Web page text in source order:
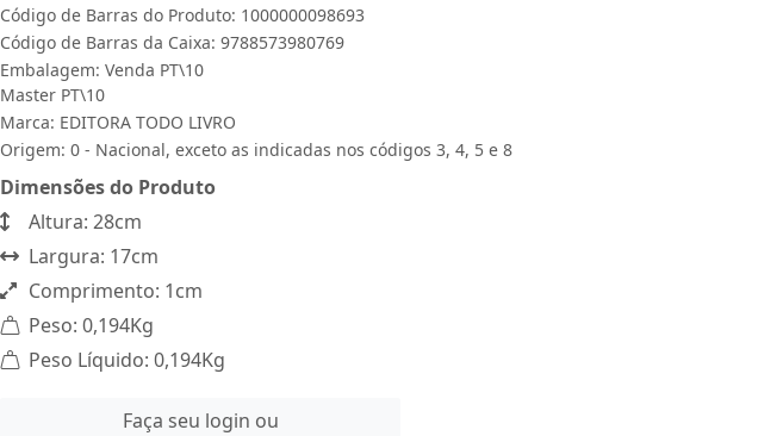
Código de Barras do Produto: 1000000098693
Código de Barras da Caixa: 9788573980769
Embalagem: Venda PT\10
Master PT\10
Marca: EDITORA TODO LIVRO
Origem: 0 - Nacional, exceto as indicadas nos códigos 3, 4, 5 e 8
Dimensões do Produto
Altura: 28cm
Largura: 17cm
Comprimento: 1cm
Peso: 0,194Kg
Peso Líquido: 0,194Kg
Faça seu login ou